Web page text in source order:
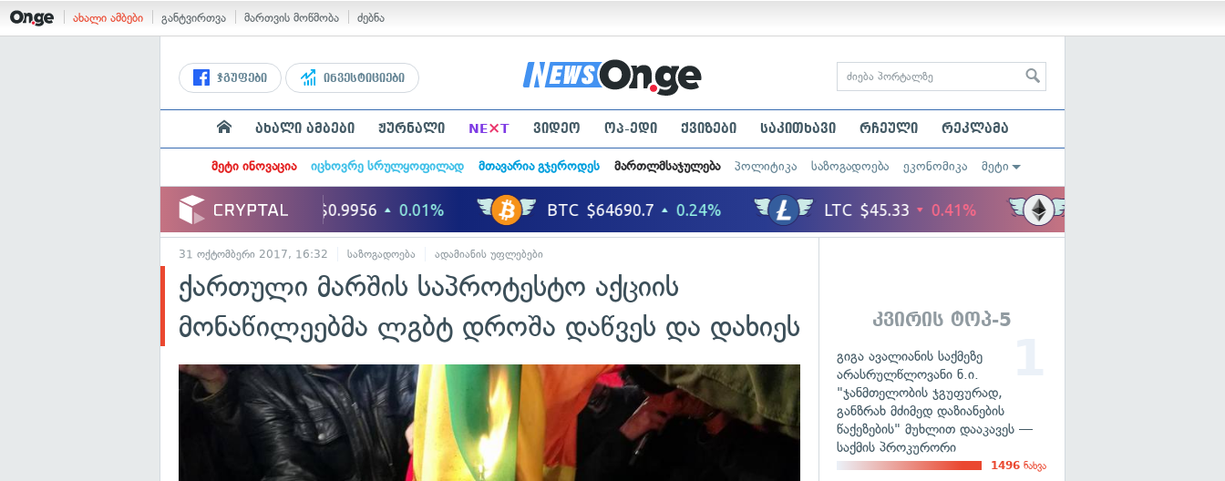
ახალი ამბები განტვირთვა მართვის მოწმობა ძებნა
ჯგუფები ინვესტიციები
ახალი ამბები ჟურნალი NE×T ვიდეო ოპ-ედი ქვიზები საკითხავი რჩეული რეკლამა
მეტი ინოვაცია იცხოვრე სრულყოფილად მთავარია გჯეროდეს მართლმსაჯულება პოლიტიკა საზოგადოება ეკონომიკა მეტი
31 ოქტომბერი 2017, 16:32 საზოგადოება ადამიანის უფლებები
ქართული მარშის საპროტესტო აქციის
მონაწილეებმა ლგბტ დროშა დაწვეს და დახიეს
კვირის ტოპ-5
გიგა ავალიანის საქმეზე
არასრულწლოვანი ნ.ი.
"ჯანმთელობის ჯგუფურად,
განზრახ მძიმედ დაზიანების
წაქეზების" მუხლით დააკავეს —
საქმის პროკურორი
1496 ნახვა